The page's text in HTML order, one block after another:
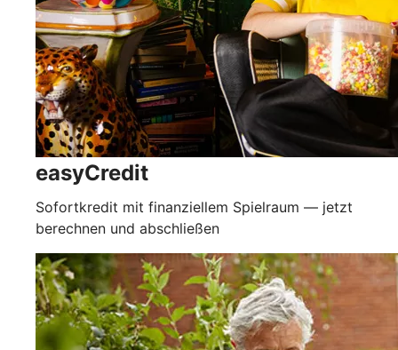
easyCredit
Sofortkredit mit finanziellem Spielraum — jetzt
berechnen und abschließen